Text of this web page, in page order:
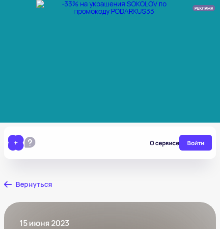
РЕКЛАМА
О сервисе Войти
Вернуться
15 июня 2023